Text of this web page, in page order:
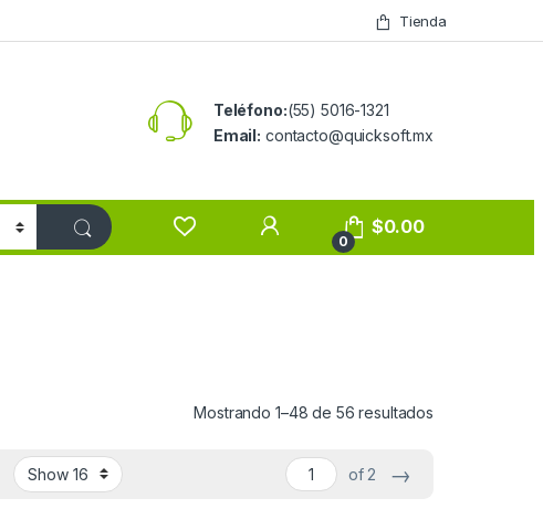
Tienda
Teléfono:(55) 5016-1321
Email: contacto@quicksoft.mx
0
$0.00
Mostrando 1–48 de 56 resultados
of 2 →